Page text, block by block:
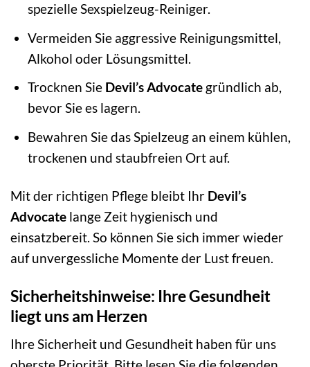
spezielle Sexspielzeug-Reiniger.
Vermeiden Sie aggressive Reinigungsmittel,
Alkohol oder Lösungsmittel.
Trocknen Sie Devil’s Advocategründlich ab,
bevor Sie es lagern.
Bewahren Sie das Spielzeug an einem kühlen,
trockenen und staubfreien Ort auf.
Mit der richtigen Pflege bleibt Ihr Devil’s
Advocate lange Zeit hygienisch und
einsatzbereit. So können Sie sich immer wieder
auf unvergessliche Momente der Lust freuen.
Sicherheitshinweise: Ihre Gesundheit
liegt uns am Herzen
Ihre Sicherheit und Gesundheit haben für uns